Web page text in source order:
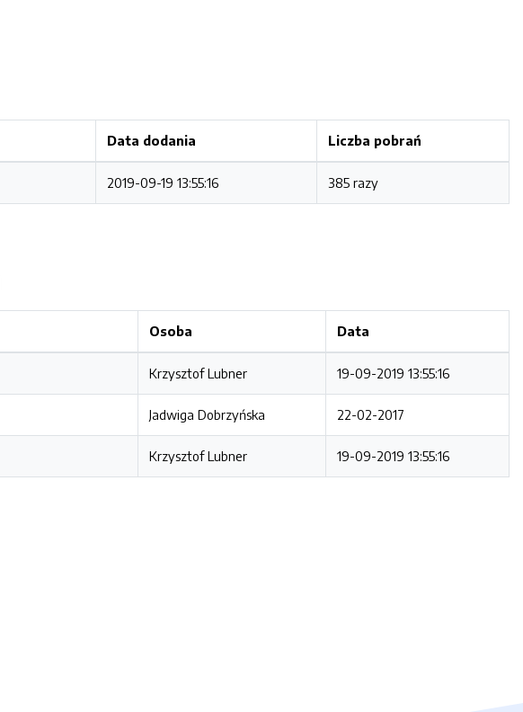
Data dodania Liczba pobrań
2019-09-19 13:55:16 385 razy
Osoba Data
Krzysztof Lubner 19-09-2019 13:55:16
Jadwiga Dobrzyńska 22-02-2017
Krzysztof Lubner 19-09-2019 13:55:16